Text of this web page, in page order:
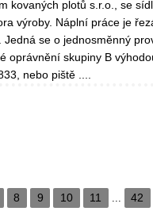
kovaných plotů s.r.o., se
výroby. Náplní práce je
Jedná se o jednosměnný
oprávnění skupiny B
nebo piště ....
8 9 10 11 ... 42